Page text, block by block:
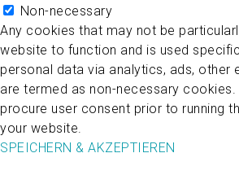
Non-necessary
Any cookies that may not be
website to function and is used
personal data via analytics, ads, other
are termed as non-necessary
procure user consent prior to running
your website.
SPEICHERN & AKZEPTIEREN